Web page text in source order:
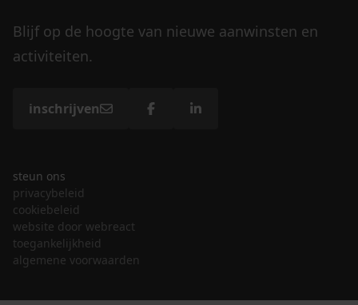
Blijf op de hoogte van nieuwe aanwinsten en
activiteiten.
inschrijven
steun ons
privacybeleid
cookiebeleid
website door webreact
toegankelijkheid
algemene voorwaarden